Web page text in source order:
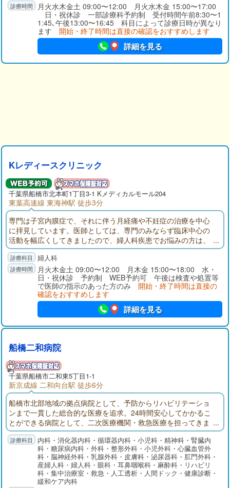
月火水木金土 09:00〜12:00 月火水木金 15:00〜17:00
日・祝休診 一部診療科予約制 受付時間午前8:30〜1
1:45､午後13:00〜16:45 科目によって診療日時が異なり
ます 開始・終了時間は直接の確認をおすすめします
詳細を見る
Kレディースクリニック
千葉県船橋市北本町1丁目3-1 Kメディカルモール204
東葉高速線 東海神駅 徒歩3分
専門は子宮内膜症で、それに伴う月経痛や不妊症の治療を中心
に拝見しています。医師としては、専門のみならず臨床中心の
活動を幅広くしてきましたので、婦人科疾患でお悩みの方は、
お気軽にお越しいただきたいと思います。
婦人科
月火木金土 09:00〜12:00 月木金 15:00〜18:00 水・
日・祝休診 予約制 WEB予約可 午後は検査や処置等
で医師の指示のあった方のみ 開始・終了時間は直接の
確認をおすすめします
詳細を見る
船橋二和病院
千葉県船橋市二和東5丁目1-1
新京成線 二和向台駅 徒歩6分
船橋市北部地域の拠点病院として、予防からリハビリテーショ
ンまで一貫した総合的な医療を追求。24時間安心してかかるこ
とができる病院として、二次医療機関・救急医療を担ってきま
した。船橋二和病院付属ふたわ診療所(主に外来部門)、ふれあい
クリニック（主に健診部門）、二和在宅介護支援センター、八
木が谷在宅介護支援センターでそれぞれ役割分担して連携を取
りながら、地域の皆様の健康を守ります。
内科・消化器内科・循環器内科・小児科・精神科・腎臓内
科・糖尿病内科・外科・整形外科・小児外科・心臓血管外
科・脳神経外科・乳腺外科・皮膚科・泌尿器科・肛門外科・
産婦人科・婦人科・眼科・耳鼻咽喉科・麻酔科・リハビリ
科・集中治療室・救急・人工透析・人間ドック・健康診断・
緩和ケア内科